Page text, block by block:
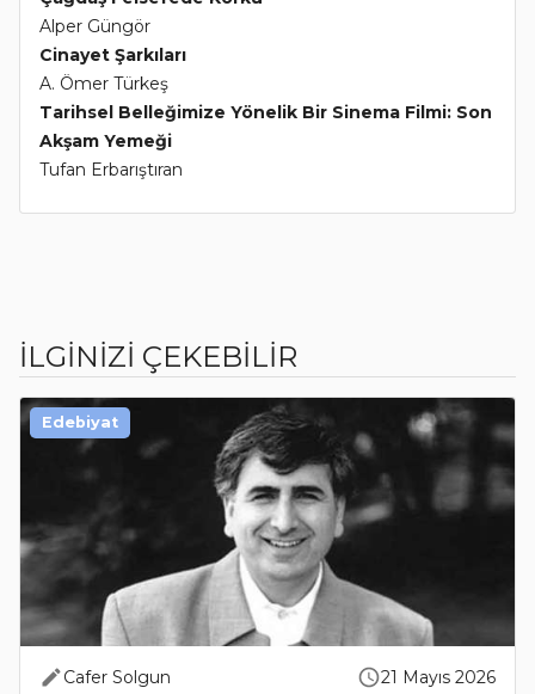
Alper Güngör
Cinayet Şarkıları
A. Ömer Türkeş
Tarihsel Belleğimize Yönelik Bir Sinema Filmi: Son
Akşam Yemeği
Tufan Erbarıştıran
İLGİNİZİ ÇEKEBİLİR
Cafer Solgun 21 Mayıs 2026
Edebiyat